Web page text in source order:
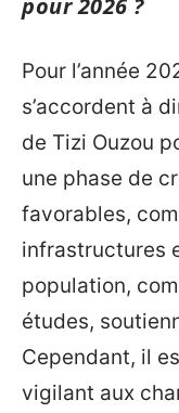
pour 2026 ?
Pour l’année
s’accordent à
de Tizi Ouzou
une phase de
favorables,
infrastructures
population,
études,
Cependant, il
vigilant aux